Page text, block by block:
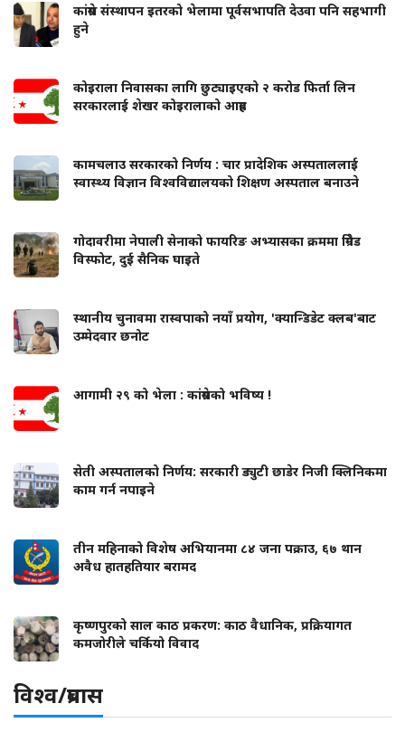
कांग्रेस संस्थापन इतरको भेलामा पूर्वसभापति देउवा पनि सहभागी
हुने
कोइराला निवासका लागि छुट्याइएको २ करोड फिर्ता लिन
सरकारलाई शेखर कोइरालाको आग्रह
कामचलाउ सरकारको निर्णय : चार प्रादेशिक अस्पताललाई
स्वास्थ्य विज्ञान विश्वविद्यालयको शिक्षण अस्पताल बनाउने
गोदावरीमा नेपाली सेनाको फायरिङ अभ्यासका क्रममा ग्रिनेड
विस्फोट, दुई सैनिक घाइते
स्थानीय चुनावमा रास्वपाको नयाँ प्रयोग, 'क्यान्डिडेट क्लब'बाट
उम्मेदवार छनोट
आगामी २९ को भेला : कांग्रेसको भविष्य !
सेती अस्पतालको निर्णय: सरकारी ड्युटी छाडेर निजी क्लिनिकमा
काम गर्न नपाइने
तीन महिनाको विशेष अभियानमा ८४ जना पक्राउ, ६७ थान
अवैध हातहतियार बरामद
कृष्णपुरको साल काठ प्रकरण: काठ वैधानिक, प्रक्रियागत
कमजोरीले चर्कियो विवाद
विश्व/प्रबास